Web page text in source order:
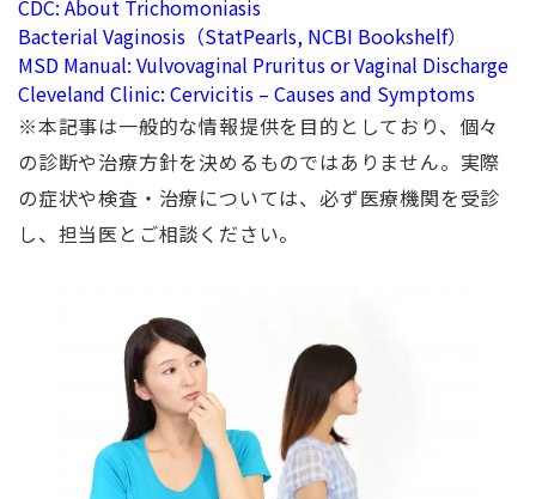
CDC: About Trichomoniasis
Bacterial Vaginosis（StatPearls, NCBI Bookshelf）
MSD Manual: Vulvovaginal Pruritus or Vaginal Discharge
Cleveland Clinic: Cervicitis – Causes and Symptoms
※本記事は一般的な情報提供を目的としており、個々
の診断や治療方針を決めるものではありません。実際
の症状や検査・治療については、必ず医療機関を受診
し、担当医とご相談ください。